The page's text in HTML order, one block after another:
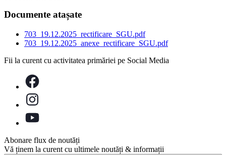
Documente atașate
703_19.12.2025_rectificare_SGU.pdf
703_19.12.2025_anexe_rectificare_SGU.pdf
Fii la curent cu activitatea primăriei pe Social Media
Abonare flux de noutăți
Vă ținem la curent cu ultimele noutăți & informații